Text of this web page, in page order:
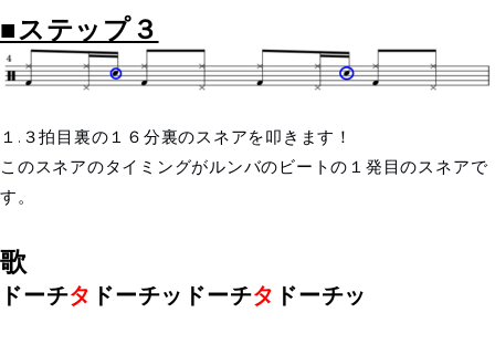
■ステップ３
１.３拍目裏の１６分裏のスネアを叩きます！
このスネアのタイミングがルンバのビートの１発目のスネアで
す。
歌
ドーチタ ドーチッドーチタ ドーチッ